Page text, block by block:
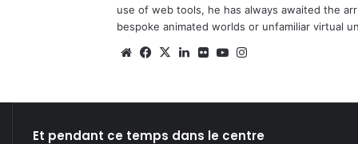
use of web tools, he has always awaited the
bespoke animated worlds or unfamiliar virtual
We Fa
X
Lin Fli Yo
Et pendant ce temps dans le centre